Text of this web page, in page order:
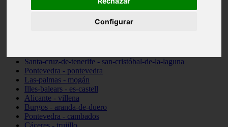
Configurar
Illes-balears - sant-antoni-de-portmany
Santa-cruz-de-tenerife - san-cristóbal-de-la-laguna
Pontevedra - pontevedra
Las-palmas - mogán
Illes-balears - es-castell
Alicante - villena
Burgos - aranda-de-duero
Pontevedra - cambados
Cáceres - trujillo